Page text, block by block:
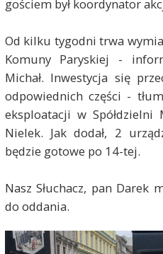
gościem był koordynator
Od kilku tygodni trwa
Komuny Paryskiej -
Michał. Inwestycja się
odpowiednich części -
eksploatacji w Spółdzielni
Nielek. Jak dodał, 2
będzie gotowe po 14-tej.
Nasz Słuchacz, pan Darek
do oddania.